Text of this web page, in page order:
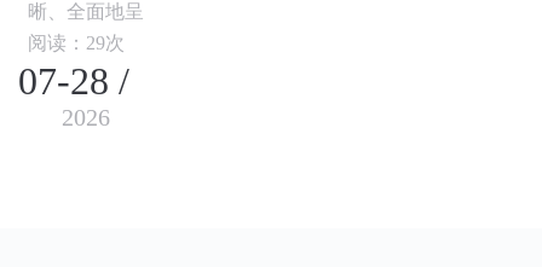
晰、全面地呈
阅读：29次
07-28 /
2026